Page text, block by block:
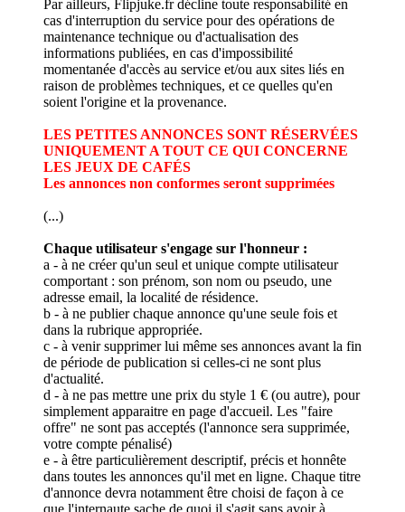
Par ailleurs, Flipjuke.fr décline toute responsabilité en
cas d'interruption du service pour des opérations de
maintenance technique ou d'actualisation des
informations publiées, en cas d'impossibilité
momentanée d'accès au service et/ou aux sites liés en
raison de problèmes techniques, et ce quelles qu'en
soient l'origine et la provenance.
LES PETITES ANNONCES SONT RÉSERVÉES
UNIQUEMENT A TOUT CE QUI CONCERNE
LES JEUX DE CAFÉS
Les annonces non conformes seront supprimées
(...)
Chaque utilisateur s'engage sur l'honneur :
a - à ne créer qu'un seul et unique compte utilisateur
comportant : son prénom, son nom ou pseudo, une
adresse email, la localité de résidence.
b - à ne publier chaque annonce qu'une seule fois et
dans la rubrique appropriée.
c - à venir supprimer lui même ses annonces avant la fin
de période de publication si celles-ci ne sont plus
d'actualité.
d - à ne pas mettre une prix du style 1 € (ou autre), pour
simplement apparaitre en page d'accueil. Les "faire
offre" ne sont pas acceptés (l'annonce sera supprimée,
votre compte pénalisé)
e - à être particulièrement descriptif, précis et honnête
dans toutes les annonces qu'il met en ligne. Chaque titre
d'annonce devra notamment être choisi de façon à ce
que l'internaute sache de quoi il s'agit sans avoir à